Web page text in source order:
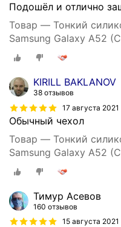
Подошёл и отлично
Товар — Тонкий
Samsung Galaxy A52
прозрачный
KIRILL BAKLANOV
38 отзывов
17 августа 2021
Обычный чехол
Товар — Тонкий
Samsung Galaxy A52
прозрачный
Тимур Асевов
160 отзывов
15 августа 2021